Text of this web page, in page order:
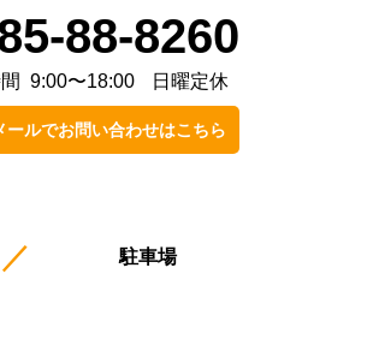
88-8260
9:00〜18:00 日曜定休
ールでお問い合わせはこちら
駐車場